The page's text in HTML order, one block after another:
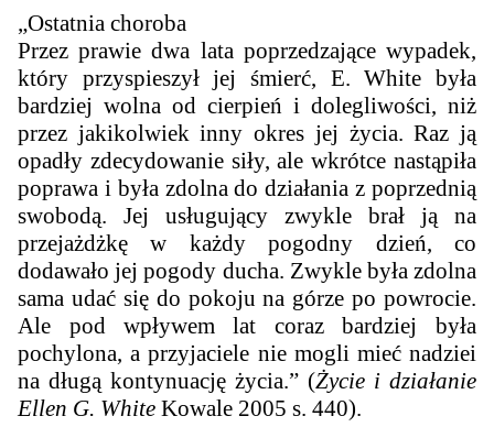
„Ostatnia choroba
Przez prawie dwa lata poprzedzające wypadek,
który przyspieszył jej śmierć, E. White była
bardziej wolna od cierpień i dolegliwości, niż
przez jakikolwiek inny okres jej życia. Raz ją
opadły zdecydowanie siły, ale wkrótce nastąpiła
poprawa i była zdolna do działania z poprzednią
swobodą. Jej usługujący zwykle brał ją na
przejażdżkę w każdy pogodny dzień, co
dodawało jej pogody ducha. Zwykle była zdolna
sama udać się do pokoju na górze po powrocie.
Ale pod wpływem lat coraz bardziej była
pochylona, a przyjaciele nie mogli mieć nadziei
na długą kontynuację życia.” (Życie i działanie
Ellen G. White Kowale 2005 s. 440).